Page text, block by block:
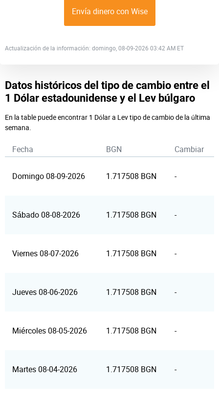
Envía dinero con Wise
Actualización de la información: domingo, 08-09-2026 03:42 AM ET
Datos históricos del tipo de cambio entre el
1 Dólar estadounidense y el Lev búlgaro
En la table puede encontrar 1 Dólar a Lev tipo de cambio de la última
semana.
Fecha BGN Cambiar
Domingo 08-09-2026 1.717508 BGN -
Sábado 08-08-2026 1.717508 BGN -
Viernes 08-07-2026 1.717508 BGN -
Jueves 08-06-2026 1.717508 BGN -
Miércoles 08-05-2026 1.717508 BGN -
Martes 08-04-2026 1.717508 BGN -